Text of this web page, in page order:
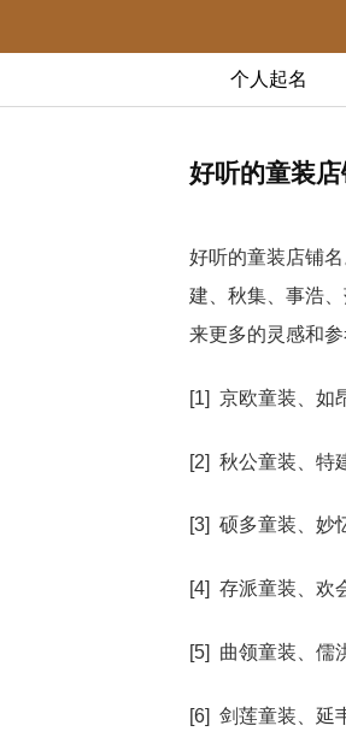
个人起名
好听的童装店
好听的童装店铺
建、秋集、事浩
来更多的灵感和参
[1] 京欧童装、如
[2] 秋公童装、特
[3] 硕多童装、妙
[4] 存派童装、欢
[5] 曲领童装、儒
[6] 剑莲童装、延